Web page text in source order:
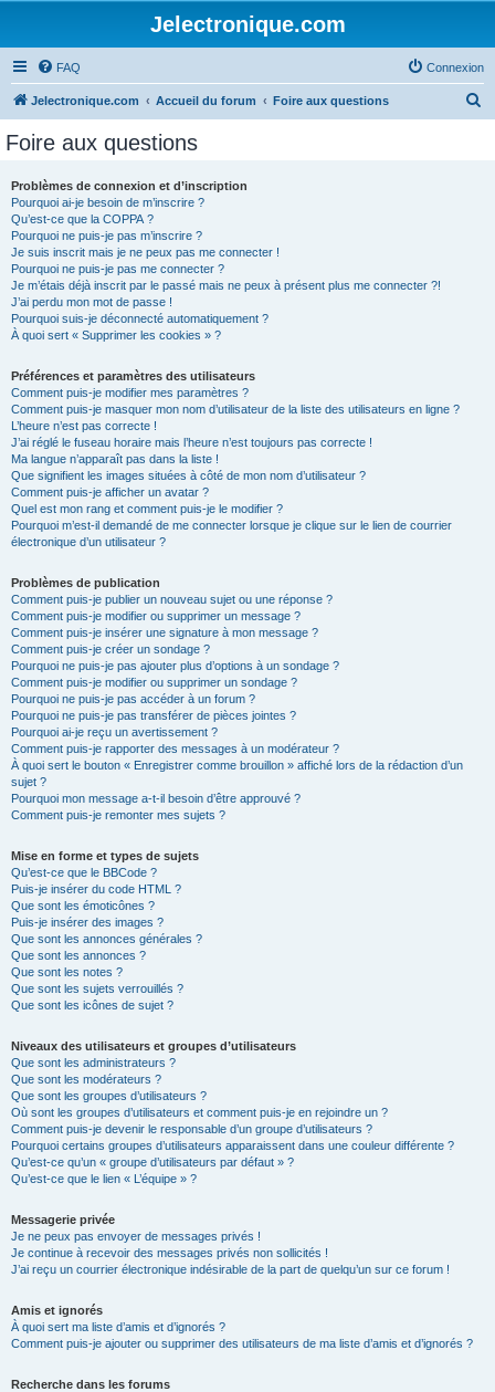
Jelectronique.com
FAQ Connexion
Jelectronique.com Accueil du forum Foire aux questions
Foire aux questions
Problèmes de connexion et d’inscription
Pourquoi ai-je besoin de m’inscrire ?
Qu’est-ce que la COPPA ?
Pourquoi ne puis-je pas m’inscrire ?
Je suis inscrit mais je ne peux pas me connecter !
Pourquoi ne puis-je pas me connecter ?
Je m’étais déjà inscrit par le passé mais ne peux à présent plus me connecter ?!
J’ai perdu mon mot de passe !
Pourquoi suis-je déconnecté automatiquement ?
À quoi sert « Supprimer les cookies » ?
Préférences et paramètres des utilisateurs
Comment puis-je modifier mes paramètres ?
Comment puis-je masquer mon nom d’utilisateur de la liste des utilisateurs en ligne ?
L’heure n’est pas correcte !
J’ai réglé le fuseau horaire mais l’heure n’est toujours pas correcte !
Ma langue n’apparaît pas dans la liste !
Que signifient les images situées à côté de mon nom d’utilisateur ?
Comment puis-je afficher un avatar ?
Quel est mon rang et comment puis-je le modifier ?
Pourquoi m’est-il demandé de me connecter lorsque je clique sur le lien de courrier
électronique d’un utilisateur ?
Problèmes de publication
Comment puis-je publier un nouveau sujet ou une réponse ?
Comment puis-je modifier ou supprimer un message ?
Comment puis-je insérer une signature à mon message ?
Comment puis-je créer un sondage ?
Pourquoi ne puis-je pas ajouter plus d’options à un sondage ?
Comment puis-je modifier ou supprimer un sondage ?
Pourquoi ne puis-je pas accéder à un forum ?
Pourquoi ne puis-je pas transférer de pièces jointes ?
Pourquoi ai-je reçu un avertissement ?
Comment puis-je rapporter des messages à un modérateur ?
À quoi sert le bouton « Enregistrer comme brouillon » affiché lors de la rédaction d’un
sujet ?
Pourquoi mon message a-t-il besoin d’être approuvé ?
Comment puis-je remonter mes sujets ?
Mise en forme et types de sujets
Qu’est-ce que le BBCode ?
Puis-je insérer du code HTML ?
Que sont les émoticônes ?
Puis-je insérer des images ?
Que sont les annonces générales ?
Que sont les annonces ?
Que sont les notes ?
Que sont les sujets verrouillés ?
Que sont les icônes de sujet ?
Niveaux des utilisateurs et groupes d’utilisateurs
Que sont les administrateurs ?
Que sont les modérateurs ?
Que sont les groupes d’utilisateurs ?
Où sont les groupes d’utilisateurs et comment puis-je en rejoindre un ?
Comment puis-je devenir le responsable d’un groupe d’utilisateurs ?
Pourquoi certains groupes d’utilisateurs apparaissent dans une couleur différente ?
Qu’est-ce qu’un « groupe d’utilisateurs par défaut » ?
Qu’est-ce que le lien « L’équipe » ?
Messagerie privée
Je ne peux pas envoyer de messages privés !
Je continue à recevoir des messages privés non sollicités !
J’ai reçu un courrier électronique indésirable de la part de quelqu’un sur ce forum !
Amis et ignorés
À quoi sert ma liste d’amis et d’ignorés ?
Comment puis-je ajouter ou supprimer des utilisateurs de ma liste d’amis et d’ignorés ?
Recherche dans les forums